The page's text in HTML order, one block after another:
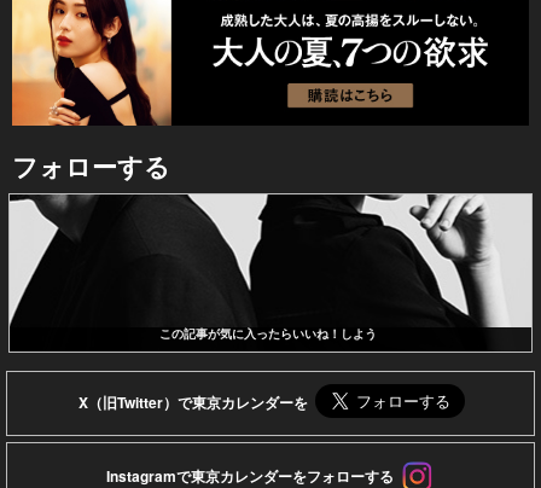
フォローする
この記事が気に入ったらいいね！しよう
X（旧Twitter）で東京カレンダーを
Instagramで東京カレンダーをフォローする